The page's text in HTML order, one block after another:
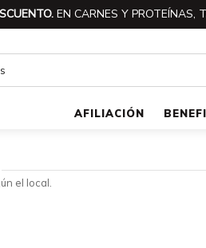
EN CARNES Y PROTEÍNAS,
AFILIACIÓN
el local.